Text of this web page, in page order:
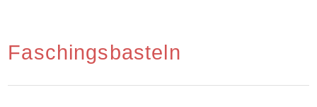
Faschingsbasteln